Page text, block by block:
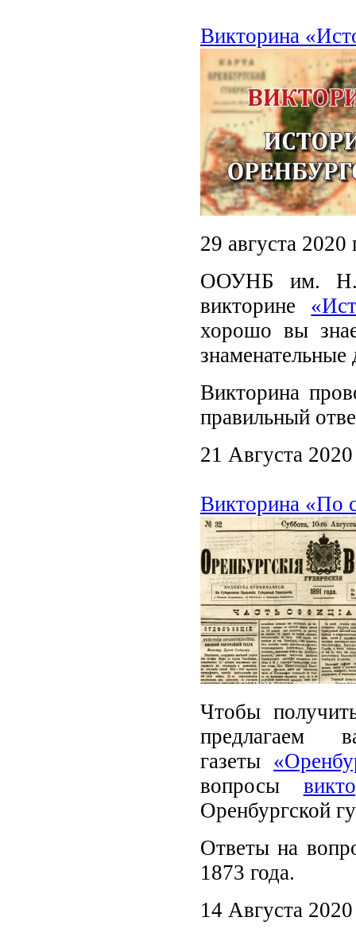
Викторина
29 августа
ООУНБ им. Н.К.
викторине
хорошо вы
знаменательные
Викторина
правильный
21 Августа 2020
Викторина «По
Чтобы
предлагаем
газеты
вопросы
Оренбургской
Ответы на
1873 года.
14 Августа 2020